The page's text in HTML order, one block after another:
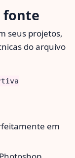
fonte
seus projetos,
do arquivo
em